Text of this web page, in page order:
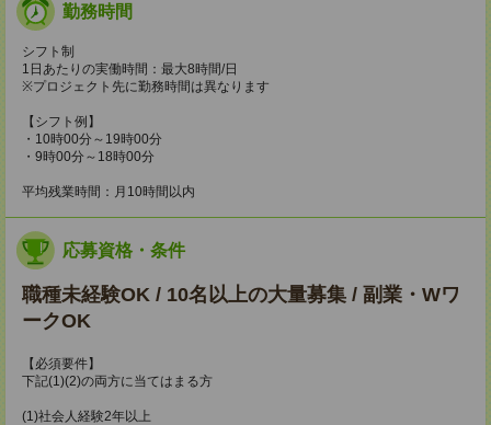
勤務時間
シフト制
1日あたりの実働時間：最大8時間/日
※プロジェクト先に勤務時間は異なります
【シフト例】
・10時00分～19時00分
・9時00分～18時00分
平均残業時間：月10時間以内
応募資格・条件
職種未経験OK / 10名以上の大量募集 / 副業・Wワ
ークOK
【必須要件】
下記(1)(2)の両方に当てはまる方
(1)社会人経験2年以上